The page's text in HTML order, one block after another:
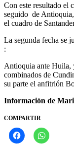
Con este resultado el
seguido de
el cuadro de
La segunda fecha se
:
Antioquia ante Huila,
combinados de
su parte el anfitrión
Información de
COMPARTIR